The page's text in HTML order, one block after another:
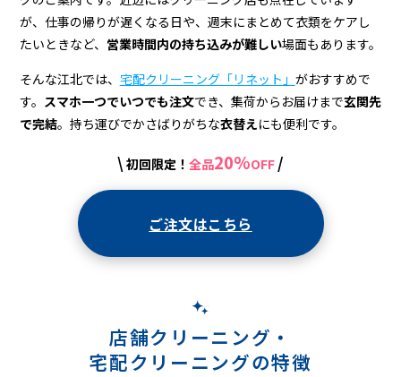
ク
リ
ー
ニ
が、仕事の帰りが遅くなる日や、週末にまとめて衣類をケアし
たいときなど、 営業時間内の持ち込みが難しい場面もあります。
そんな江北では、 宅配クリーニング「リネット」 がおすすめで
す。 スマホ一つでいつでも注文でき、集荷からお届けまで玄関先
で完結。持ち運びでかさばりがちな衣替えにも便利です。
\ 初回限定！ 全品20%OFF /
ご注文はこちら
店舗クリーニング・
宅配クリーニングの特徴